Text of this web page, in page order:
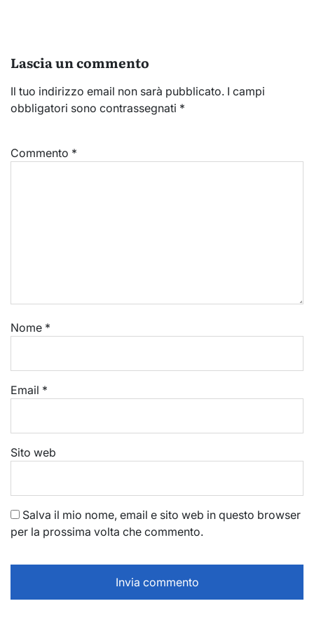
Lascia un commento
Il tuo indirizzo email non sarà pubblicato. I campi
obbligatori sono contrassegnati *
Commento *
Nome *
Email *
Sito web
Salva il mio nome, email e sito web in questo browser
per la prossima volta che commento.